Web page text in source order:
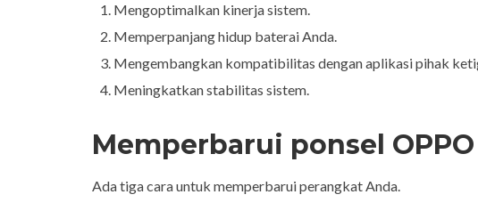
Mengoptimalkan kinerja sistem.
Memperpanjang hidup baterai Anda.
Mengembangkan kompatibilitas dengan aplikasi pihak
Meningkatkan stabilitas sistem.
Memperbarui ponsel
Ada tiga cara untuk memperbarui perangkat Anda.